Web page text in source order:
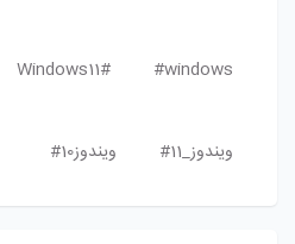
windows#
Windows11#
ویندوز_11# ویندوز10#